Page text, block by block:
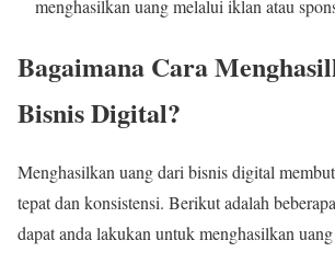
menghasilkan uang melalui iklan atau
Bagaimana Cara
Bisnis Digital?
Menghasilkan uang dari bisnis digital
tepat dan konsistensi. Berikut adalah
dapat anda lakukan untuk menghasilkan